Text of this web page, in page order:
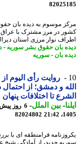
موسوم به دیده بان حقوق
در مرز مشترک با عراق خبر
نوار مرزی استان
بان حقوق بشر سوریه-
بان-سوریه
روایت رأی الیوم از
و دمشق؛ از احتمال
تا اختلافات پنهان
-بین الملل-
82024802
فرامنطقه ای با بررسی
جدید، از آمادگی شیخ عیم